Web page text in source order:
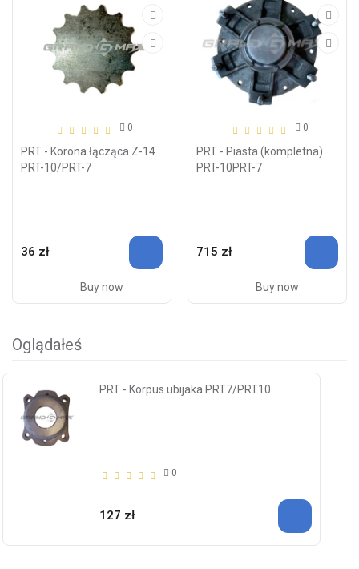
0
PRT - Korona łącząca Z-14
PRT-10/PRT-7
36 zł
Buy now
0
PRT - Piasta (kompletna)
PRT-10PRT-7
715 zł
Buy now
Oglądałeś
PRT - Korpus ubijaka PRT7/PRT10
0
127 zł